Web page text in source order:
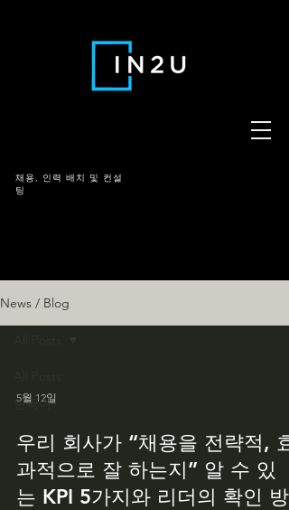
채용, 인력 배치 및 컨설
팅
News / Blog
한국어
5월 12일
우리 회사가 “채용을 전략적, 효
과적으로 잘 하는지” 알 수 있
는 KPI 5가지와 리더의 확인 방